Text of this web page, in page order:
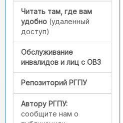
Читать там, где вам
удобно (удаленный
доступ)
Обслуживание
инвалидов и лиц с ОВЗ
Репозиторий РГПУ
Автору РГПУ:
сообщите нам о